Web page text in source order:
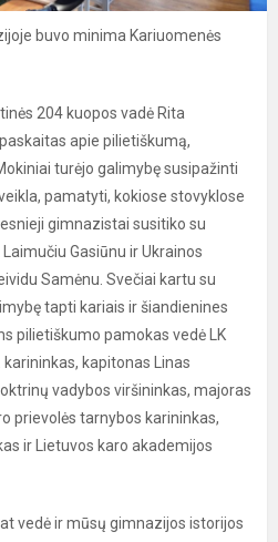
buvo minima Kariuomenės
204 kuopos vadė Rita
apie pilietiškumą,
turėjo galimybę susipažinti
pamatyti, kokiose stovyklose
gimnazistai susitiko su
Gasiūnu ir Ukrainos
Samėnu. Svečiai kartu su
tapti kariais ir šiandienines
pilietiškumo pamokas vedė LK
kapitonas Linas
vadybos viršininkas, majoras
prievolės tarnybos karininkas,
ir Lietuvos karo akademijos
vedė ir mūsų gimnazijos istorijos